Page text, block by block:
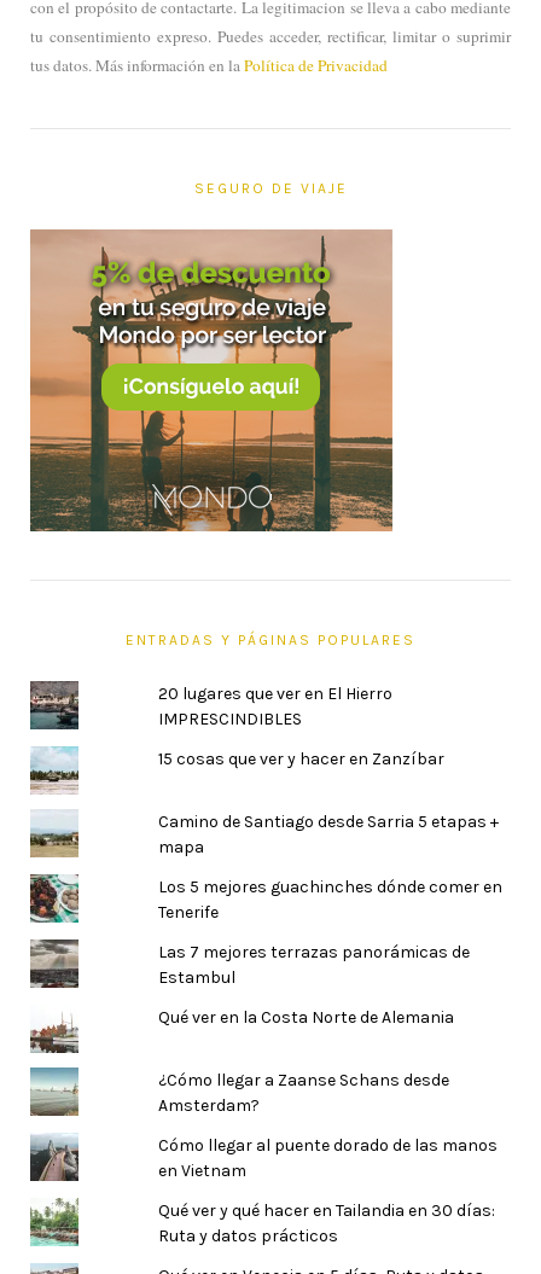
con el propósito de contactarte. La legitimacion se lleva a cabo mediante
tu consentimiento expreso. Puedes acceder, rectificar, limitar o suprimir
tus datos. Más información en laPolítica de Privacidad
SEGURO DE VIAJE
ENTRADAS Y PÁGINAS POPULARES
20 lugares que ver en El Hierro
IMPRESCINDIBLES
15 cosas que ver y hacer en Zanzíbar
Camino de Santiago desde Sarria 5 etapas +
mapa
Los 5 mejores guachinches dónde comer en
Tenerife
Las 7 mejores terrazas panorámicas de
Estambul
Qué ver en la Costa Norte de Alemania
¿Cómo llegar a Zaanse Schans desde
Amsterdam?
Cómo llegar al puente dorado de las manos
en Vietnam
Qué ver y qué hacer en Tailandia en 30 días:
Ruta y datos prácticos